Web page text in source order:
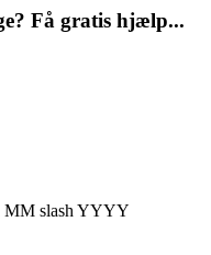
Få gratis hjælp...
MM slash YYYY